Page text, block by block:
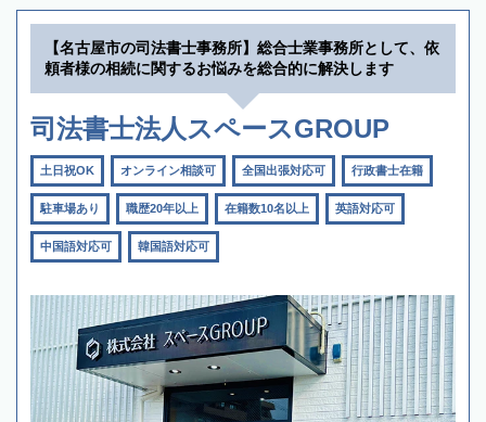
【名古屋市の司法書士事務所】総合士業事務所として、依
頼者様の相続に関するお悩みを総合的に解決します
司法書士法人スペースGROUP
土日祝OK オンライン相談可 全国出張対応可 行政書士在籍
駐車場あり 職歴20年以上 在籍数10名以上 英語対応可
中国語対応可 韓国語対応可